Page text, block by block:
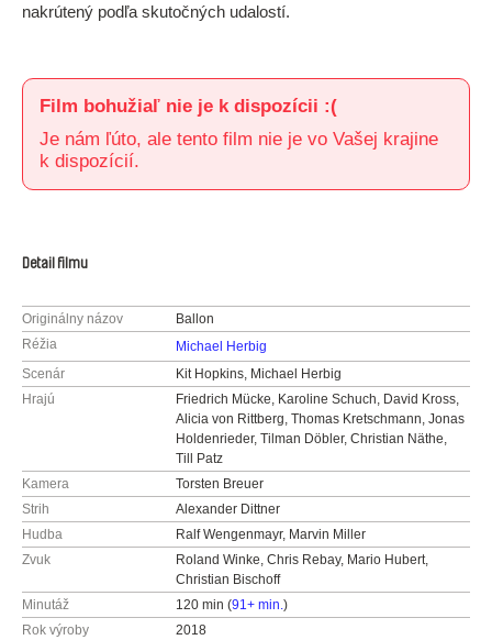
nakrútený podľa skutočných udalostí.
Film bohužiaľ nie je k dispozícii :(
Je nám ľúto, ale tento film nie je vo Vašej krajine
k dispozícií.
Detail filmu
Originálny názov
Ballon
Réžia
Michael Herbig
Scenár
Kit Hopkins, Michael Herbig
Hrajú
Friedrich Mücke, Karoline Schuch, David Kross,
Alicia von Rittberg, Thomas Kretschmann, Jonas
Holdenrieder, Tilman Döbler, Christian Näthe,
Till Patz
Kamera
Torsten Breuer
Strih
Alexander Dittner
Hudba
Ralf Wengenmayr, Marvin Miller
Zvuk
Roland Winke, Chris Rebay, Mario Hubert,
Christian Bischoff
Minutáž
120 min (91+ min.)
Rok výroby
2018